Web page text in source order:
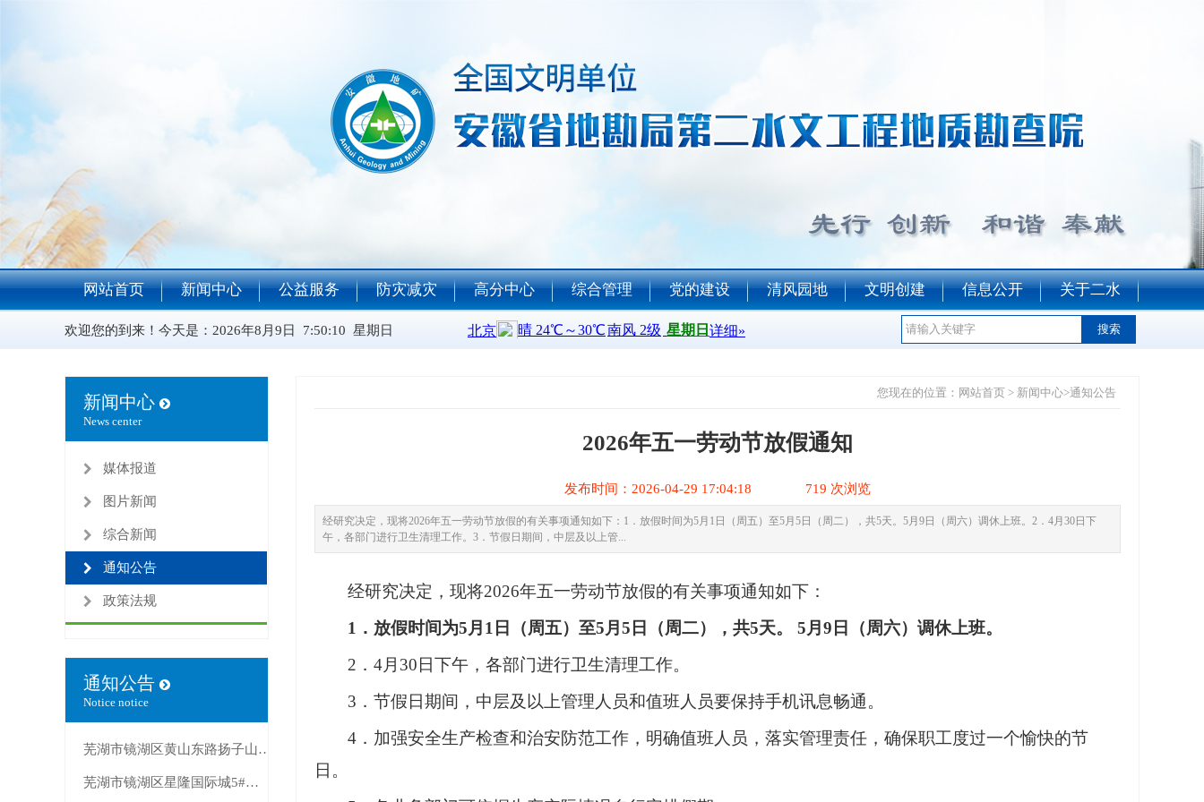
网站首页 新闻中心 公益服务 防灾减灾 高分中心 综合管理 党的建设 清风园地 文明创建 信息公开 关于二水
欢迎您的到来！今天是： 2026年8月9日 7:50:11 星期日
新闻中心
News center
媒体报道
图片新闻
综合新闻
通知公告
政策法规
通知公告
Notice notice
芜湖市镜湖区黄山东路扬子山2号25幢锅炉房出租公告
芜湖市镜湖区星隆国际城5#楼1307室房产出租公告
您现在的位置：​​​​ 网站首页 > 新闻中心>通知公告
2026年五一劳动节放假通知
发布时间：2026-04-29 17:04:18 719 次浏览
经研究决定，现将2026年五一劳动节放假的有关事项通知如下：1．放假时间为5月1日（周五）至5月5日（周二），共5天。5月9日（周六）调休上班。2．4月30日下
午，各部门进行卫生清理工作。3．节假日期间，中层及以上管...
经研究决定，现将2026年五一劳动节放假的有关事项通知如下：
1．放假时间为5月1日（周五）至5月5日（周二），共5天。 5月 9 日（周六）调休上班。
2．4月30日下午，各部门进行卫生清理工作。
3．节假日期间，中层及以上管理人员和值班人员要保持手机讯息畅通。
4．加强安全生产检查和治安防范工作，明确值班人员，落实管理责任，确保职工度过一个愉快的节
日。